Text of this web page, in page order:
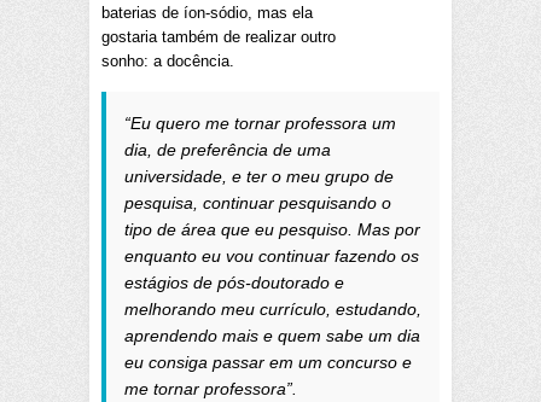
baterias de íon-sódio, mas ela
gostaria também de realizar outro
sonho: a docência.
“Eu quero me tornar professora um
dia, de preferência de uma
universidade, e ter o meu grupo de
pesquisa, continuar pesquisando o
tipo de área que eu pesquiso. Mas por
enquanto eu vou continuar fazendo os
estágios de pós-doutorado e
melhorando meu currículo, estudando,
aprendendo mais e quem sabe um dia
eu consiga passar em um concurso e
me tornar professora”.